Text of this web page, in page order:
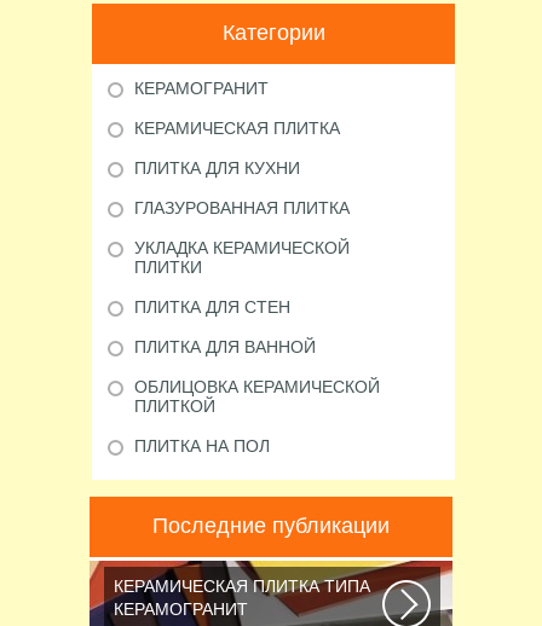
Категории
КЕРАМОГРАНИТ
КЕРАМИЧЕСКАЯ ПЛИТКА
ПЛИТКА ДЛЯ КУХНИ
ГЛАЗУРОВАННАЯ ПЛИТКА
УКЛАДКА КЕРАМИЧЕСКОЙ
ПЛИТКИ
ПЛИТКА ДЛЯ СТЕН
ПЛИТКА ДЛЯ ВАННОЙ
ОБЛИЦОВКА КЕРАМИЧЕСКОЙ
ПЛИТКОЙ
ПЛИТКА НА ПОЛ
Последние публикации
КЕРАМИЧЕСКАЯ ПЛИТКА ТИПА
КЕРАМОГРАНИТ